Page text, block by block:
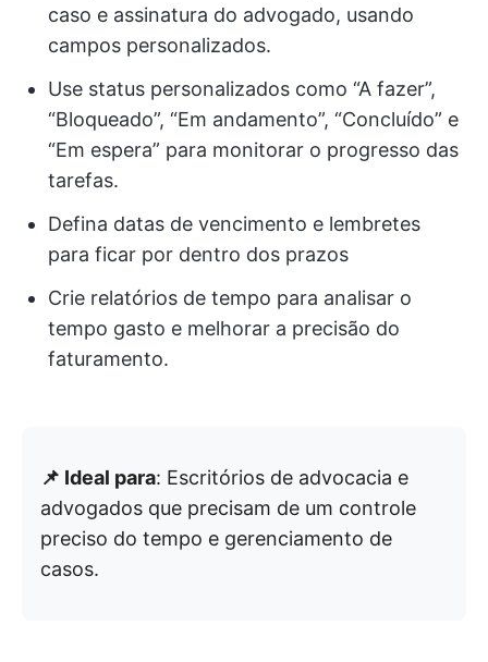
caso e assinatura do advogado, usando
campos personalizados.
Use status personalizados como “A fazer”,
“Bloqueado”, “Em andamento”, “Concluído” e
“Em espera” para monitorar o progresso das
tarefas.
Defina datas de vencimento e lembretes
para ficar por dentro dos prazos
Crie relatórios de tempo para analisar o
tempo gasto e melhorar a precisão do
faturamento.
📌 Ideal para: Escritórios de advocacia e
advogados que precisam de um controle
preciso do tempo e gerenciamento de
casos.